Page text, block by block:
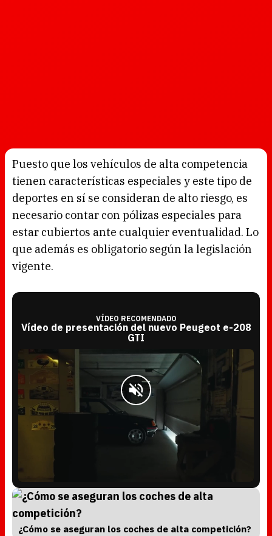
Puesto que los vehículos de alta competencia
tienen características especiales y este tipo de
deportes en sí se consideran de alto riesgo, es
necesario contar con pólizas especiales para
estar cubiertos ante cualquier eventualidad. Lo
que además es obligatorio según la legislación
vigente.
VÍDEO RECOMENDADO
Vídeo de presentación del nuevo Peugeot e-208
GTI
m
u
t
a
d
e
.
¿Cómo se aseguran los coches de alta competición?